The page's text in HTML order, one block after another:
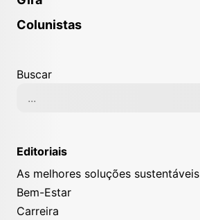
Colunistas
Buscar
Editoriais
As melhores soluções sustentáveis
Bem-Estar
Carreira